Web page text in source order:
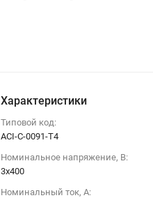
Характеристики
Типовой код:
ACI-C-0091-T4
Номинальное напряжение, В:
3х400
Номинальный ток, А: